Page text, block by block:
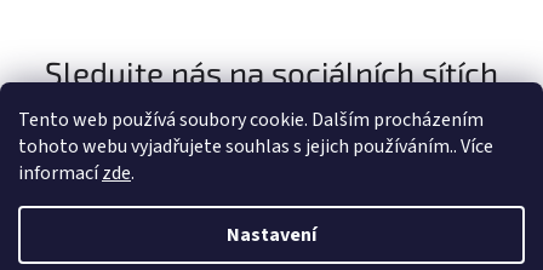
Tento web používá soubory cookie. Dalším procházením
tohoto webu vyjadřujete souhlas s jejich používáním.. Více
informacízde.
Nastavení
Sledujte nás na sociálních sítích
Vytvořil Shoptet